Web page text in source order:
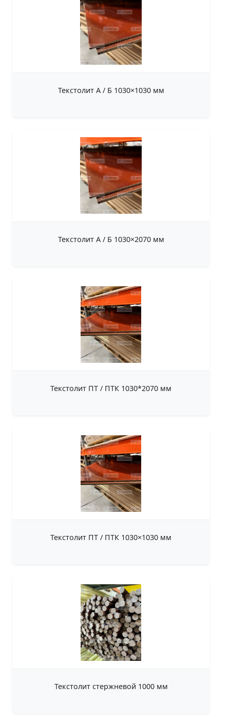
Текстолит А / Б 1030×1030 мм
Текстолит А / Б 1030×2070 мм
Текстолит ПТ / ПТК 1030*2070 мм
Текстолит ПТ / ПТК 1030×1030 мм
Текстолит стержневой 1000 мм